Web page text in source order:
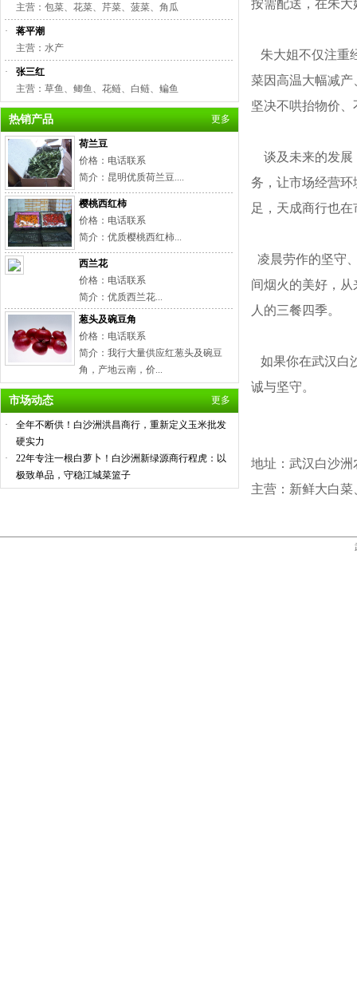
主营：包菜、花菜、芹菜、菠菜、角瓜
·
蒋平潮
主营：水产
·
张三红
主营：草鱼、鲫鱼、花鲢、白鲢、鳊鱼
热销产品 更多
荷兰豆
价格：电话联系
简介：昆明优质荷兰豆....
樱桃西红柿
价格：电话联系
简介：优质樱桃西红柿...
西兰花
价格：电话联系
简介：优质西兰花...
葱头及碗豆角
价格：电话联系
简介：我行大量供应红葱头及碗豆
角，产地云南，价...
市场动态 更多
·
全年不断供！白沙洲洪昌商行，重新定义玉米批发
硬实力
·
22年专注一根白萝卜！白沙洲新绿源商行程虎：以
极致单品，守稳江城菜篮子
按需配送，在朱
朱大姐不仅注重
菜因高温大幅减
坚决不哄抬物价
谈及未来的发展
务，让市场经营
足，天成商行也
凌晨劳作的坚守
间烟火的美好，
人的三餐四季。
如果你在武汉白
诚与坚守。
地址：武汉白沙
主营：新鲜大白菜